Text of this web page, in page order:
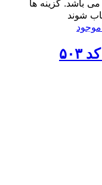
باشد. گزینه ها
شوند